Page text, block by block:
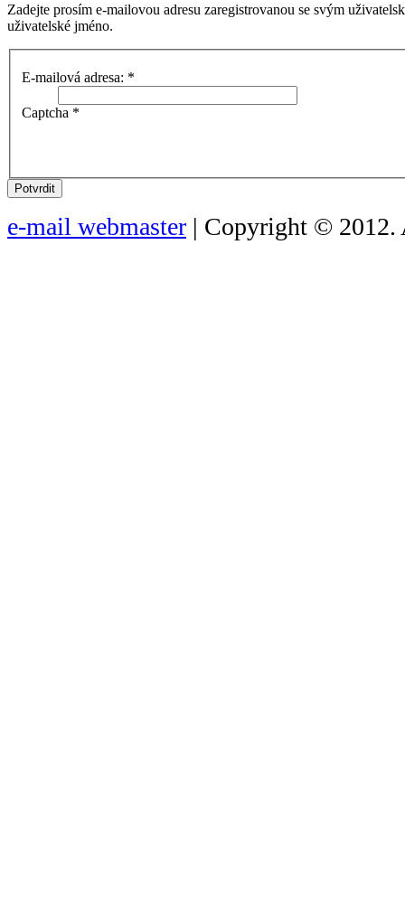
Zadejte prosím e-mailovou adresu zaregistrovanou se svým
uživatelské jméno.
E-mailová adresa: *
Captcha *
Potvrdit
e-mail webmaster | Copyright © 2012.